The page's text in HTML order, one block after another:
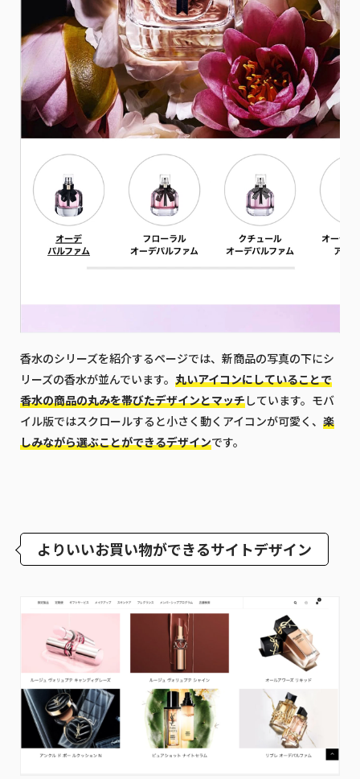
香水のシリーズを紹介するページでは、新商品の写真の下にシ
リーズの香水が並んでいます。 丸いアイコンにしていることで
香水の商品の丸みを帯びたデザインとマッチしています。モバ
イル版ではスクロールすると小さく動くアイコンが可愛く、 楽
しみながら選ぶことができるデザインです。
よりいいお買い物ができるサイトデザイン